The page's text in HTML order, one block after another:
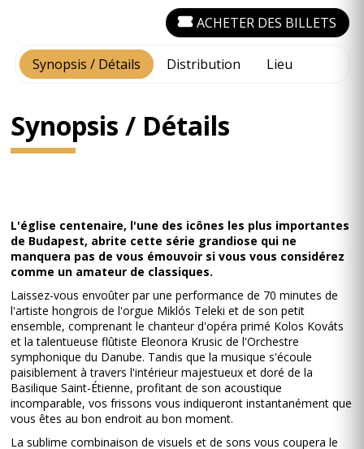
Synopsis / Détails Distribution Lieu
ACHETER DES BILLETS
Synopsis / Détails
L'église centenaire, l'une des icônes les plus importantes
de Budapest, abrite cette série grandiose qui ne
manquera pas de vous émouvoir si vous vous considérez
comme un amateur de classiques.
Laissez-vous envoûter par une performance de 70 minutes de
l'artiste hongrois de l'orgue Miklós Teleki et de son petit
ensemble, comprenant le chanteur d'opéra primé Kolos Kováts
et la talentueuse flûtiste Eleonora Krusic de l'Orchestre
symphonique du Danube. Tandis que la musique s'écoule
paisiblement à travers l'intérieur majestueux et doré de la
Basilique Saint-Étienne, profitant de son acoustique
incomparable, vos frissons vous indiqueront instantanément que
vous êtes au bon endroit au bon moment.
La sublime combinaison de visuels et de sons vous coupera le